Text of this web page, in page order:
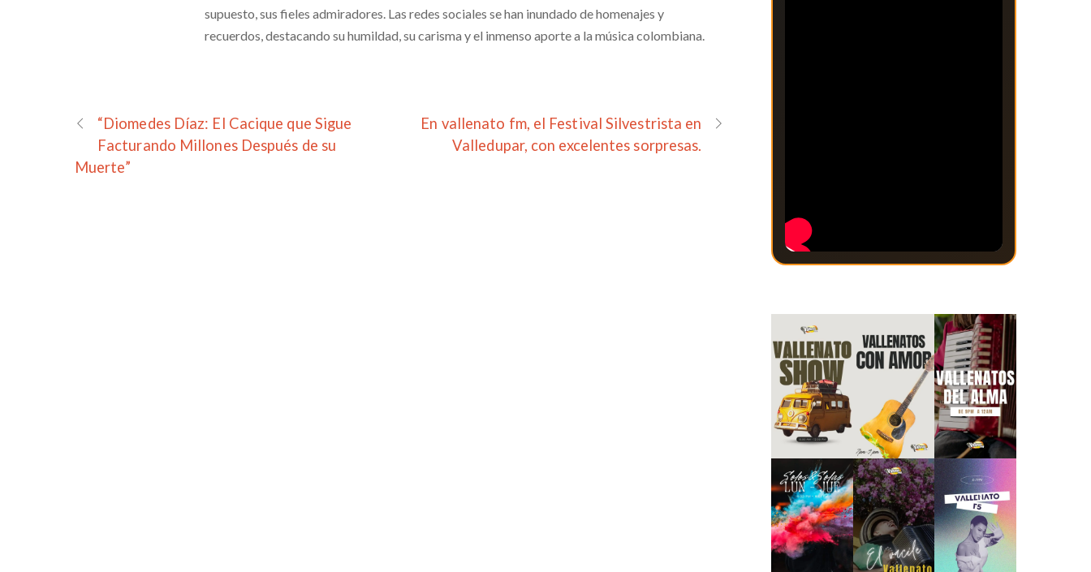
supuesto, sus fieles admiradores. Las redes sociales se han inundado de homenajes y
recuerdos, destacando su humildad, su carisma y el inmenso aporte a la música colombiana.
“Diomedes Díaz: El Cacique que Sigue
Facturando Millones Después de su
Muerte”
En vallenato fm, el Festival Silvestrista en
Valledupar, con excelentes sorpresas.